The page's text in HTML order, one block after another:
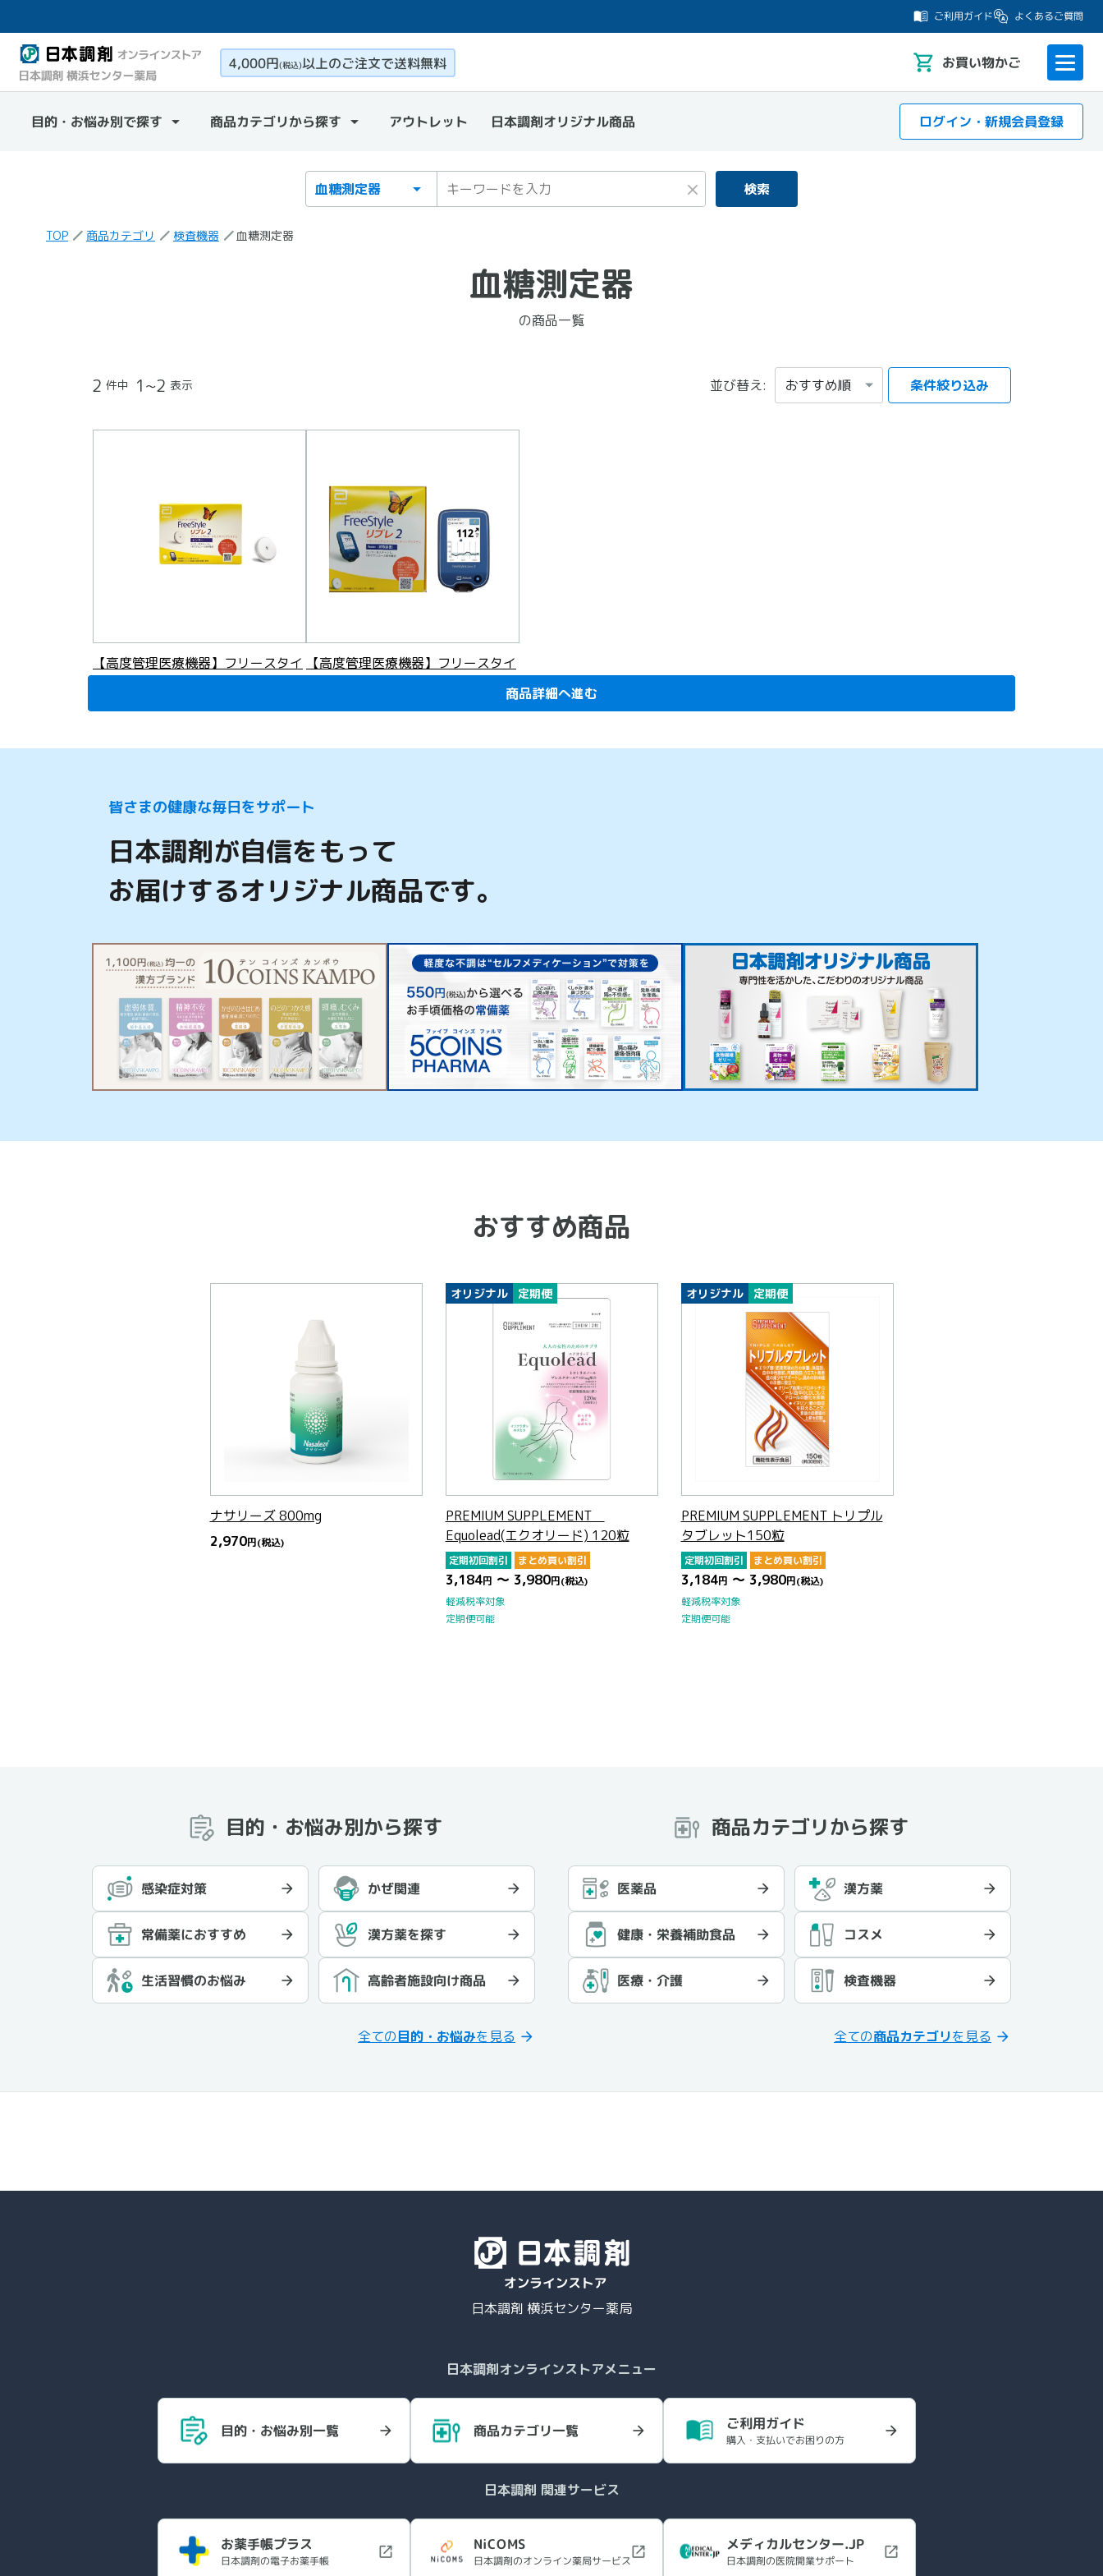
ご利用ガイド よくあるご質問
4,000円(税込)以上のご注文で送料無料 お買い物かご
目的・お悩み別で探す 商品カテゴリから探す アウトレット 日本調剤オリジナル商品 ログイン・新規会員登録
検索カテゴリ
検索キーワード × 検索
TOP 商品カテゴリ 検査機器 血糖測定器
血糖測定器
の商品一覧
2 件中 1~2 表示 並び替え: 条件絞り込み
【高度管理医療機器】フリースタイ
商品詳細へ進む
【高度管理医療機器】フリースタイ
商品詳細へ進む
皆さまの健康な毎日をサポート
日本調剤が自信をもって
お届けするオリジナル商品です。
おすすめ商品
ナサリーズ 800mg
2,970円(税込)
オリジナル 定期便
PREMIUM SUPPLEMENT
Equolead(エクオリード) 120粒
定期初回割引 まとめ買い割引
3,184円 ～ 3,980円(税込)
軽減税率対象
定期便可能
オリジナル 定期便
PREMIUM SUPPLEMENT トリプル
タブレット150粒
定期初回割引 まとめ買い割引
3,184円 ～ 3,980円(税込)
軽減税率対象
定期便可能
目的・お悩み別から探す
感染症対策 かぜ関連
常備薬におすすめ 漢方薬を探す
生活習慣のお悩み 高齢者施設向け商品
全ての目的・お悩みを見る
商品カテゴリから探す
医薬品 漢方薬
健康・栄養補助食品 コスメ
医療・介護 検査機器
全ての商品カテゴリを見る
日本調剤 横浜センター薬局
日本調剤オンラインストアメニュー
目的・お悩み別一覧 商品カテゴリ一覧 ご利用ガイド
購入・支払いでお困りの方
日本調剤 関連サービス
お薬手帳プラス
日本調剤の電子お薬手帳
NiCOMS
日本調剤のオンライン薬局サービス
メディカルセンター.JP
日本調剤の医院開業サポート